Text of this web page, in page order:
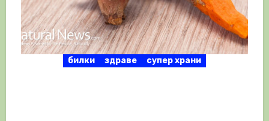
билки здраве супер храни